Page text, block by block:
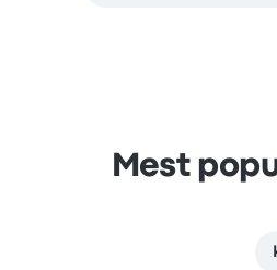
Mest